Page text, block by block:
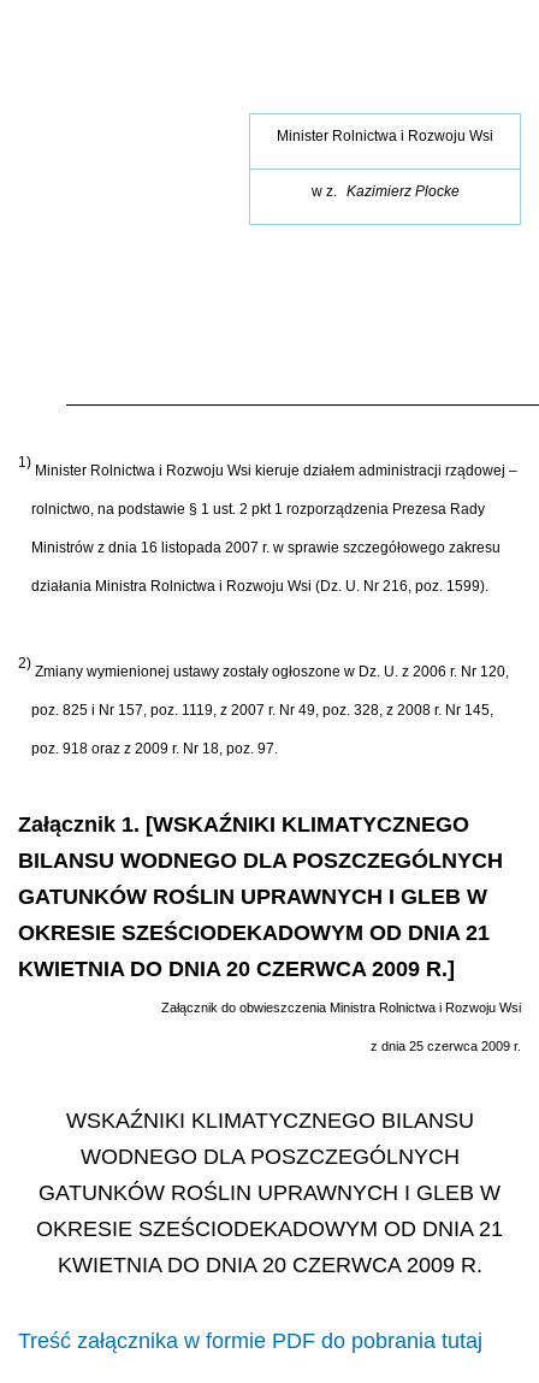
Minister Rolnictwa i Rozwoju Wsi
w z. Kazimierz Plocke
1) Minister Rolnictwa i Rozwoju Wsi kieruje działem administracji rządowej –
rolnictwo, na podstawie § 1 ust. 2 pkt 1 rozporządzenia Prezesa Rady
Ministrów z dnia 16 listopada 2007 r. w sprawie szczegółowego zakresu
działania Ministra Rolnictwa i Rozwoju Wsi (Dz. U. Nr 216, poz. 1599).
2) Zmiany wymienionej ustawy zostały ogłoszone w Dz. U. z 2006 r. Nr 120,
poz. 825 i Nr 157, poz. 1119, z 2007 r. Nr 49, poz. 328, z 2008 r. Nr 145,
poz. 918 oraz z 2009 r. Nr 18, poz. 97.
Załącznik 1. [WSKAŹNIKI KLIMATYCZNEGO
BILANSU WODNEGO DLA POSZCZEGÓLNYCH
GATUNKÓW ROŚLIN UPRAWNYCH I GLEB W
OKRESIE SZEŚCIODEKADOWYM OD DNIA 21
KWIETNIA DO DNIA 20 CZERWCA 2009 R.]
Załącznik do obwieszczenia Ministra Rolnictwa i Rozwoju Wsi
z dnia 25 czerwca 2009 r.
WSKAŹNIKI KLIMATYCZNEGO BILANSU
WODNEGO DLA POSZCZEGÓLNYCH
GATUNKÓW ROŚLIN UPRAWNYCH I GLEB W
OKRESIE SZEŚCIODEKADOWYM OD DNIA 21
KWIETNIA DO DNIA 20 CZERWCA 2009 R.
Treść załącznika w formie PDF do pobrania tutaj